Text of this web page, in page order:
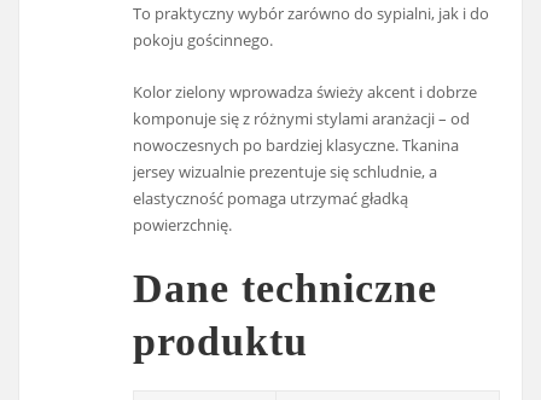
To praktyczny wybór zarówno do sypialni, jak i do
pokoju gościnnego.
Kolor zielony wprowadza świeży akcent i dobrze
komponuje się z różnymi stylami aranżacji – od
nowoczesnych po bardziej klasyczne. Tkanina
jersey wizualnie prezentuje się schludnie, a
elastyczność pomaga utrzymać gładką
powierzchnię.
Dane techniczne
produktu